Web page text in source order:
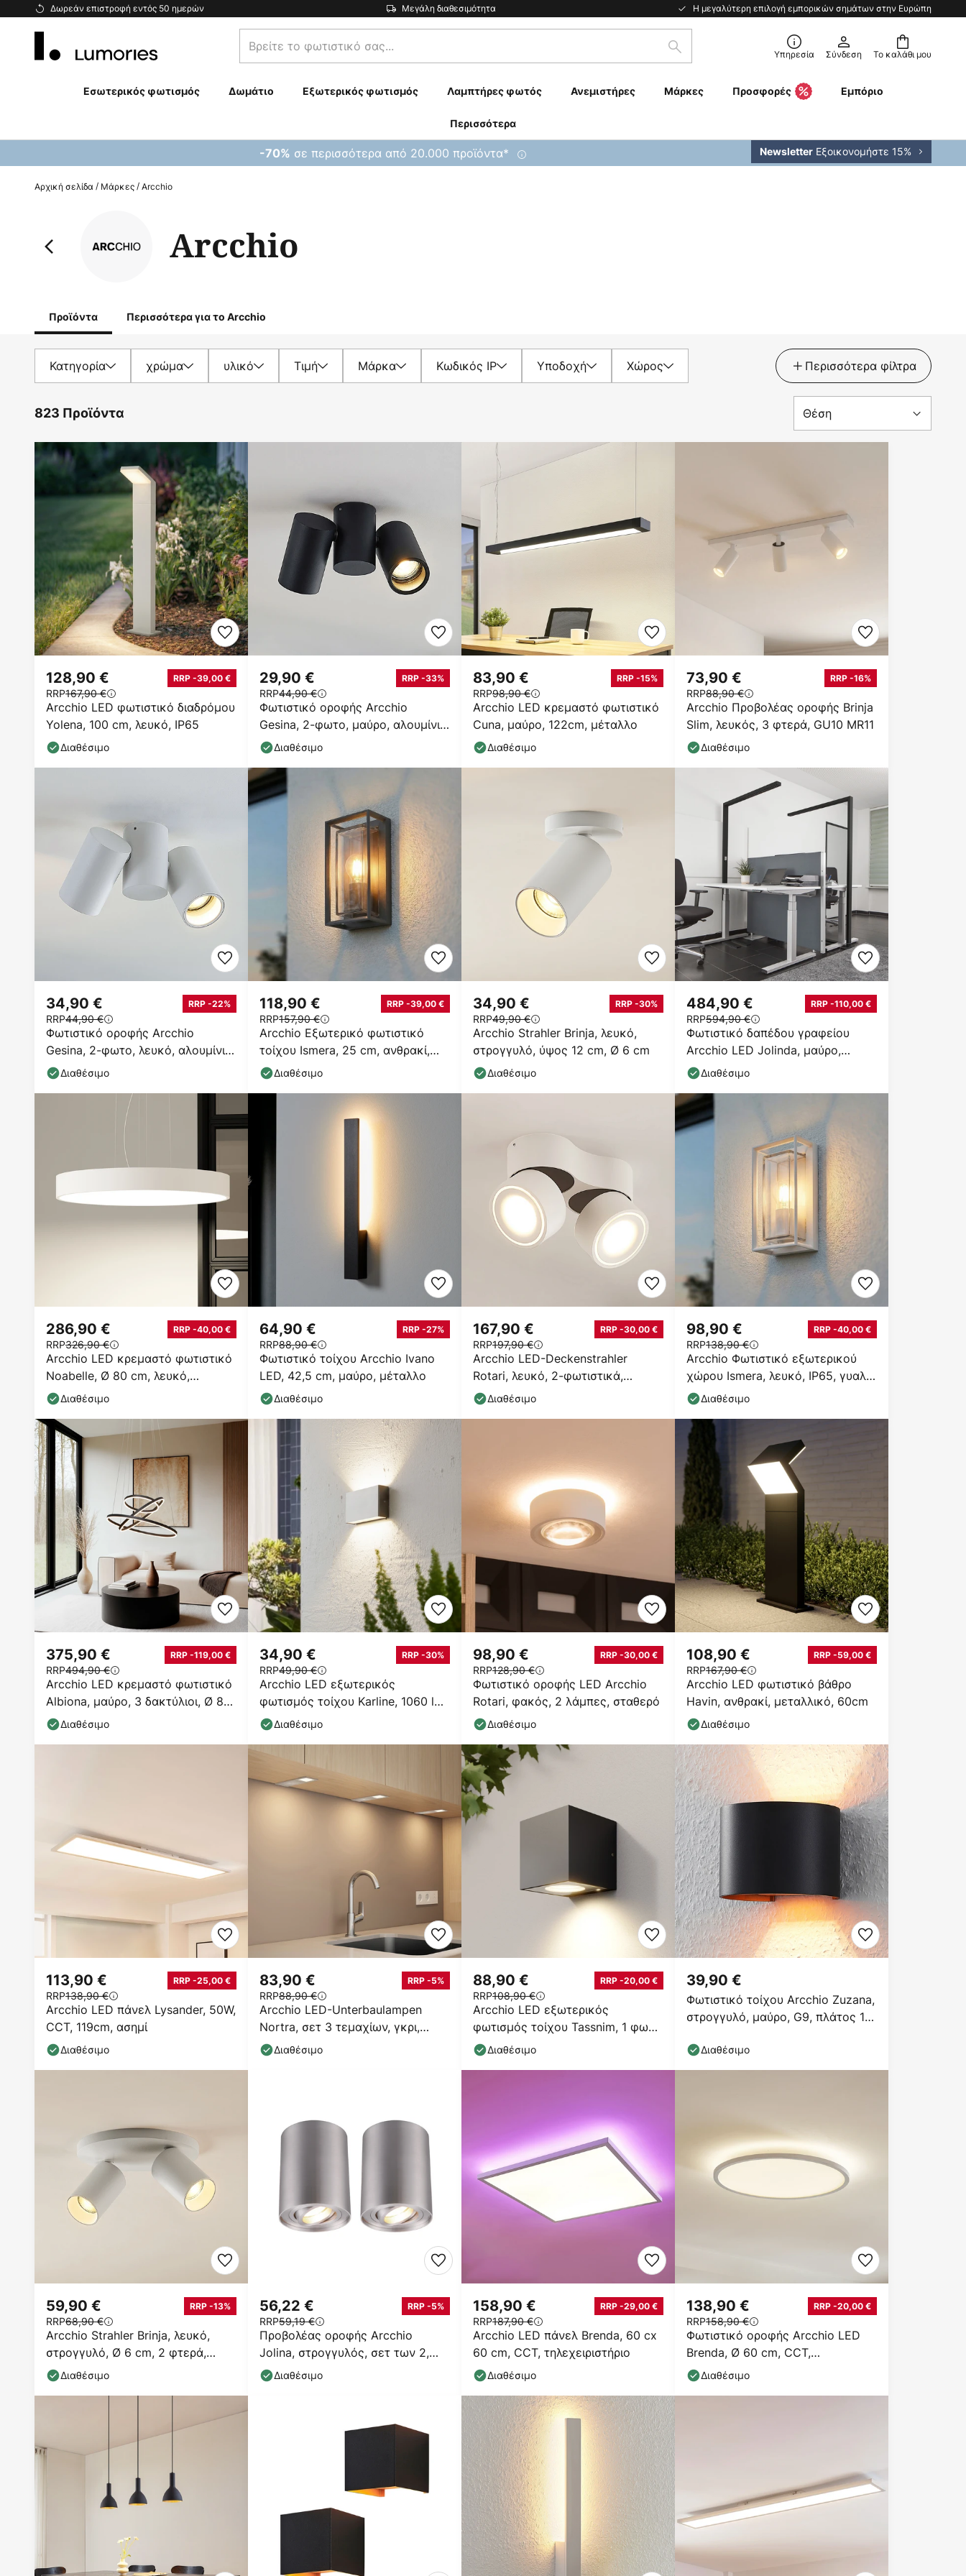
Δωρεάν επιστροφή εντός 50 ημερών Μεγάλη διαθεσιμότητα Η μεγαλύτερη επιλογή εμπορικών σημάτων στην Ευρώπη
Μετάβαση
Το καλάθι μου
Βρείτε
το
σας...
Αναζήτηση Υπηρεσία Σύνδεση
Εσωτερικός φωτισμός Δωμάτιο Εξωτερικός φωτισμός Λαμπτήρες φωτός Ανεμιστήρες Μάρκες Προσφορές Εμπόριο
Περισσότερα
-70% σε περισσότερα από 20.000 προϊόντα* Newsletter Εξοικονομήστε 15%
Αρχική σελίδα Μάρκες Arcchio
Arcchio
Προϊόντα Περισσότερα για το Arcchio
Κατηγορία χρώμα υλικό Τιμή Μάρκα Κωδικός IP Υποδοχή Χώρος Περισσότερα φίλτρα
823 Προϊόντα
Arcchio LED φωτιστικό διαδρόμου
Yolena, 100 cm, λευκό, IP65
128,90 € RRP -39,00 €
RRP167,90 €
Διαθέσιμο
Φωτιστικό οροφής Arcchio
Gesina, 2-φωτο, μαύρο, αλουμίνιο,
17,5 cm
29,90 € RRP -33%
RRP44,90 €
Διαθέσιμο
Arcchio LED κρεμαστό φωτιστικό
Cuna, μαύρο, 122cm, μέταλλο
83,90 € RRP -15%
RRP98,90 €
Διαθέσιμο
Arcchio Προβολέας οροφής Brinja
Slim, λευκός, 3 φτερά, GU10 MR11
73,90 € RRP -16%
RRP88,90 €
Διαθέσιμο
Φωτιστικό οροφής Arcchio
Gesina, 2-φωτο, λευκό, αλουμίνιο,
17,5 cm
34,90 € RRP -22%
RRP44,90 €
Διαθέσιμο
Arcchio Εξωτερικό φωτιστικό
τοίχου Ismera, 25 cm, ανθρακί,
αισθητήρας
118,90 € RRP -39,00 €
RRP157,90 €
Διαθέσιμο
Arcchio Strahler Brinja, λευκό,
στρογγυλό, ύψος 12 cm, Ø 6 cm
34,90 € RRP -30%
RRP49,90 €
Διαθέσιμο
Φωτιστικό δαπέδου γραφείου
Arcchio LED Jolinda, μαύρο,
4000K, αισθητήρας
484,90 € RRP -110,00 €
RRP594,90 €
Διαθέσιμο
Arcchio LED κρεμαστό φωτιστικό
Noabelle, Ø 80 cm, λευκό,
μέταλλο
286,90 € RRP -40,00 €
RRP326,90 €
Διαθέσιμο
Φωτιστικό τοίχου Arcchio Ivano
LED, 42,5 cm, μαύρο, μέταλλο
64,90 € RRP -27%
RRP88,90 €
Διαθέσιμο
Arcchio LED-Deckenstrahler
Rotari, λευκό, 2-φωτιστικά,
2270lm
167,90 € RRP -30,00 €
RRP197,90 €
Διαθέσιμο
Arcchio Φωτιστικό εξωτερικού
χώρου Ismera, λευκό, IP65, γυαλί,
E27
98,90 € RRP -40,00 €
RRP138,90 €
Διαθέσιμο
Arcchio LED κρεμαστό φωτιστικό
Albiona, μαύρο, 3 δακτύλιοι, Ø 80
cm
375,90 € RRP -119,00 €
RRP494,90 €
Διαθέσιμο
Arcchio LED εξωτερικός
φωτισμός τοίχου Karline, 1060 lm,
ανοξείδωτο ατσάλι, IP65
34,90 € RRP -30%
RRP49,90 €
Διαθέσιμο
Φωτιστικό οροφής LED Arcchio
Rotari, φακός, 2 λάμπες, σταθερό
98,90 € RRP -30,00 €
RRP128,90 €
Διαθέσιμο
Arcchio LED φωτιστικό βάθρο
Havin, ανθρακί, μεταλλικό, 60cm
108,90 € RRP -59,00 €
RRP167,90 €
Διαθέσιμο
Arcchio LED πάνελ Lysander, 50W,
CCT, 119cm, ασημί
113,90 € RRP -25,00 €
RRP138,90 €
Διαθέσιμο
Arcchio LED-Unterbaulampen
Nortra, σετ 3 τεμαχίων, γκρι,
χρώμα αλουμινίου
83,90 € RRP -5%
RRP88,90 €
Διαθέσιμο
Arcchio LED εξωτερικός
φωτισμός τοίχου Tassnim, 1 φως,
ανθρακί, IP65
88,90 € RRP -20,00 €
RRP108,90 €
Διαθέσιμο
Φωτιστικό τοίχου Arcchio Zuzana,
στρογγυλό, μαύρο, G9, πλάτος 13
39,90 €
Διαθέσιμο
Arcchio Strahler Brinja, λευκό,
στρογγυλό, Ø 6 cm, 2 φτερά,
GU10
59,90 € RRP -13%
RRP68,90 €
Διαθέσιμο
Προβολέας οροφής Arcchio
Jolina, στρογγυλός, σετ των 2,
αλουμίνιο
56,22 € RRP -5%
RRP59,19 €
Διαθέσιμο
Arcchio LED πάνελ Brenda, 60 cx
60 cm, CCT, τηλεχειριστήριο
158,90 € RRP -29,00 €
RRP187,90 €
Διαθέσιμο
Φωτιστικό οροφής Arcchio LED
Brenda, Ø 60 cm, CCT,
τηλεχειριστήριο
138,90 € RRP -20,00 €
RRP158,90 €
Διαθέσιμο